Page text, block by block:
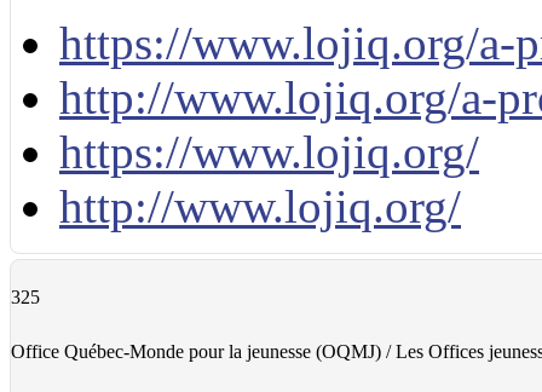
https://www.lojiq.org/a-
http://www.lojiq.org/a-
https://www.lojiq.org/
http://www.lojiq.org/
325
Office Québec-Monde pour la jeunesse (OQMJ) / Les Offices